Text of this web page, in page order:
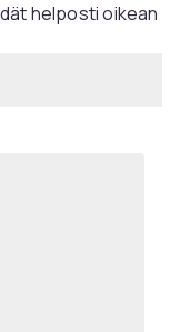
helposti oikean